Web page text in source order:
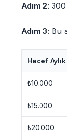
Adım 2:
Adım 3: Bu
Hedef Aylık
₺10.000
₺15.000
₺20.000